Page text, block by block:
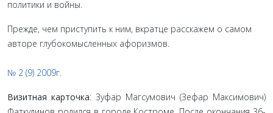
политики и войны.
Прежде, чем приступить к ним, вкратце расскажем о самом
авторе глубокомысленных афоризмов.
№ 2 (9) 2009г.
Визитная карточка: Зуфар Магсумович (Зефар Максимович)